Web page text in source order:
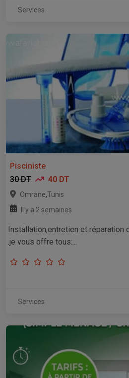
Services
Pisciniste
30 DT
40 DT
Omrane,Tunis
Il y a 2 semaines
Installation,entretien et réparation
.je vous offre tous:...
Services